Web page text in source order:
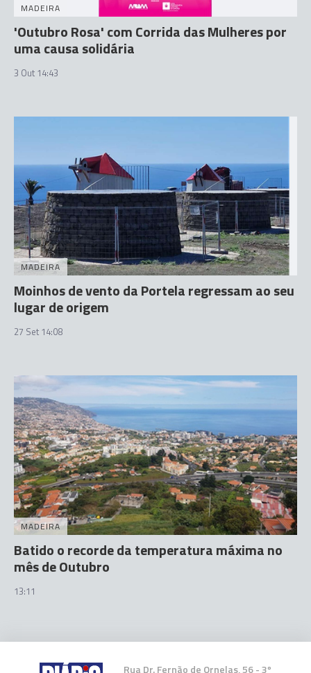
MADEIRA
'Outubro Rosa' com Corrida das Mulheres por
uma causa solidária
3 Out 14:43
MADEIRA
Moinhos de vento da Portela regressam ao seu
lugar de origem
27 Set 14:08
MADEIRA
Batido o recorde da temperatura máxima no
mês de Outubro
13:11
Rua Dr. Fernão de Ornelas, 56 - 3º